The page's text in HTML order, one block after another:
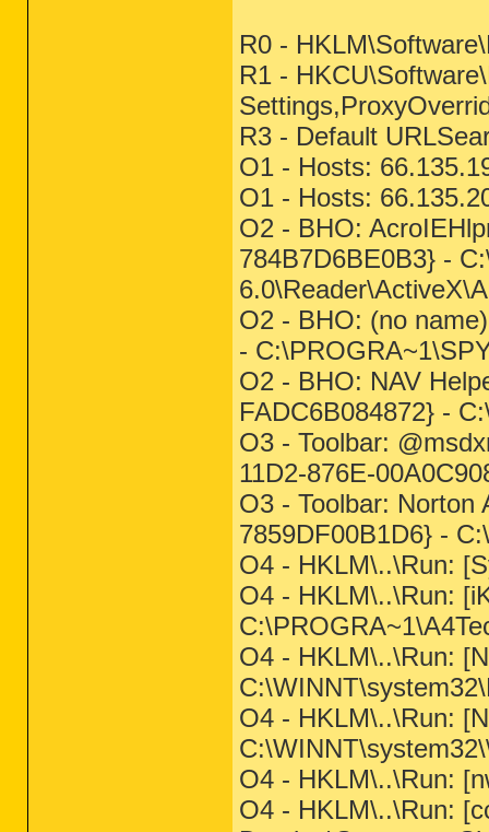
R0 -
R1 -
R3 - Default
O1 - Hosts:
O1 - Hosts:
O2 - BHO:
784B7D6BE0B3} -
O2 - BHO: (no
-
O2 - BHO: NAV
FADC6B084872} -
O3 - Toolbar:
11D2-876E-
O3 - Toolbar: Norton
7859DF00B1D6} -
O4 - HKLM\..\Run:
O4 - HKLM\..\Run:
O4 - HKLM\..\Run:
O4 - HKLM\..\Run:
O4 - HKLM\..\Run:
O4 - HKLM\..\Run: